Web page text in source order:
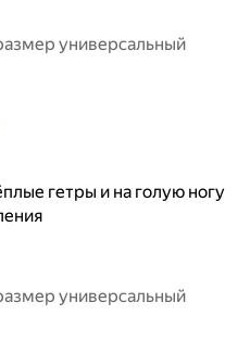
универсальный
гетры и на голую ногу
универсальный